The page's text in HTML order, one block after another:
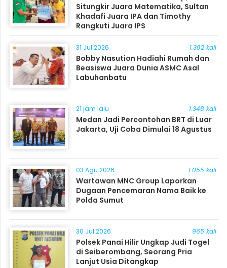
Situngkir Juara Matematika, Sultan
Khadafi Juara IPA dan Timothy
Rangkuti Juara IPS
31 Jul 2026 1.382 kali
Bobby Nasution Hadiahi Rumah dan
Beasiswa Juara Dunia ASMC Asal
Labuhanbatu
21 jam lalu 1.348 kali
Medan Jadi Percontohan BRT di Luar
Jakarta, Uji Coba Dimulai 18 Agustus
03 Agu 2026 1.055 kali
Wartawan MNC Group Laporkan
Dugaan Pencemaran Nama Baik ke
Polda Sumut
30 Jul 2026 965 kali
Polsek Panai Hilir Ungkap Judi Togel
di Seiberombang, Seorang Pria
Lanjut Usia Ditangkap